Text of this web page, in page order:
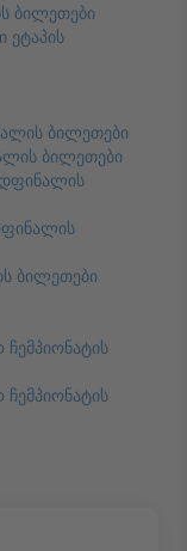
ბილეთები
ეტაპის
ბილეთები
ბილეთები
ბილეთები